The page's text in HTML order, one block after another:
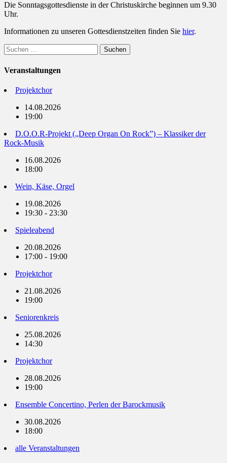
Die Sonntagsgottesdienste in der Christuskirche beginnen um 9.30
Uhr.
Informationen zu unseren Gottesdienstzeiten finden Sie hier.
Suchen
nach:
Veranstaltungen
Projektchor
14.08.2026
19:00
D.O.O.R-Projekt („Deep Organ On Rock”) – Klassiker der
Rock-Musik
16.08.2026
18:00
Wein, Käse, Orgel
19.08.2026
19:30 - 23:30
Spieleabend
20.08.2026
17:00 - 19:00
Projektchor
21.08.2026
19:00
Seniorenkreis
25.08.2026
14:30
Projektchor
28.08.2026
19:00
Ensemble Concertino, Perlen der Barockmusik
30.08.2026
18:00
alle Veranstaltungen